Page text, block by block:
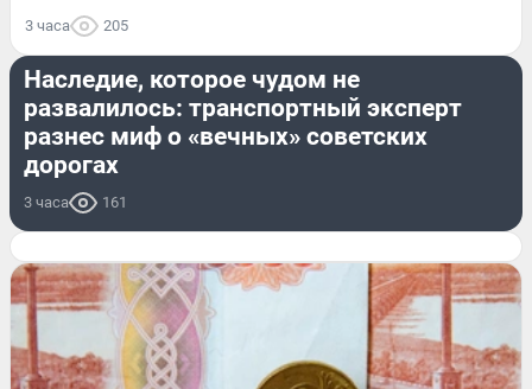
3 часа 205
ДОРОГИ И ТРАНСПОРТ
Наследие, которое чудом не
развалилось: транспортный эксперт
разнес миф о «вечных» советских
дорогах
3 часа 161